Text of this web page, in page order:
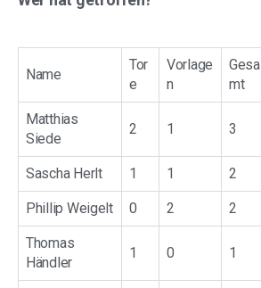
Name
Tor
e
Vorlage
n
Gesa
mt
Matthias
Siede
2 1 3
Sascha Herlt 1 1 2
Phillip Weigelt 0 2 2
Thomas
Händler
1 0 1